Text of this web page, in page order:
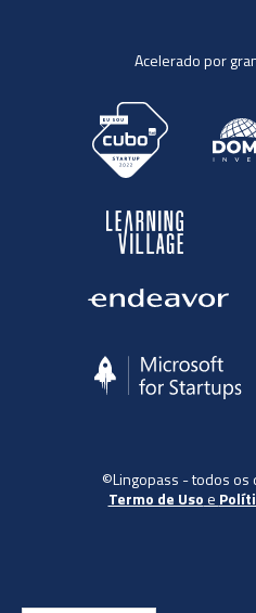
Acelerado por
©Lingopass - todos
Termo de Uso e